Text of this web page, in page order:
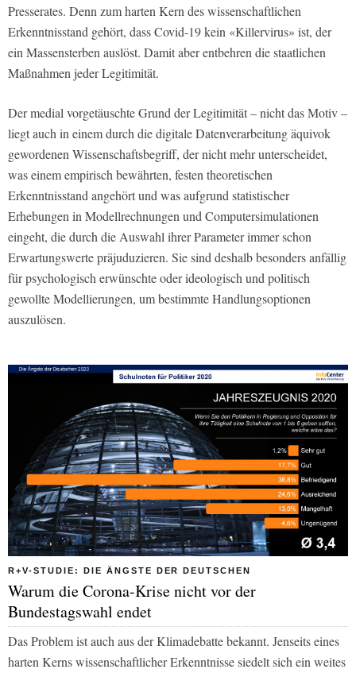
Presserates. Denn zum harten Kern des wissenschaftlichen
Erkenntnisstand gehört, dass Covid-19 kein «Killervirus» ist, der
ein Massensterben auslöst. Damit aber entbehren die staatlichen
Maßnahmen jeder Legitimität.
Der medial vorgetäuschte Grund der Legitimität – nicht das Motiv –
liegt auch in einem durch die digitale Datenverarbeitung äquivok
gewordenen Wissenschaftsbegriff, der nicht mehr unterscheidet,
was einem empirisch bewährten, festen theoretischen
Erkenntnisstand angehört und was aufgrund statistischer
Erhebungen in Modellrechnungen und Computersimulationen
eingeht, die durch die Auswahl ihrer Parameter immer schon
Erwartungswerte präjuduzieren. Sie sind deshalb besonders anfällig
für psychologisch erwünschte oder ideologisch und politisch
gewollte Modellierungen, um bestimmte Handlungsoptionen
auszulösen.
R+V-STUDIE: DIE ÄNGSTE DER DEUTSCHEN
Warum die Corona-Krise nicht vor der
Bundestagswahl endet
Das Problem ist auch aus der Klimadebatte bekannt. Jenseits eines
harten Kerns wissenschaftlicher Erkenntnisse siedelt sich ein weites